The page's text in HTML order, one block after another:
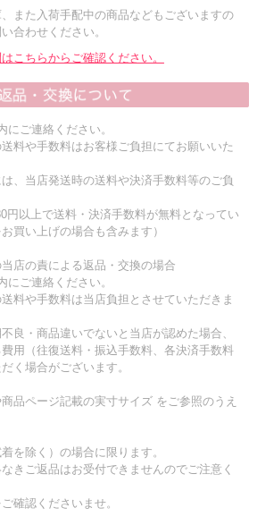
また入荷手配中の商品などもございますの
合わせください。
こちらからご確認ください。
にご連絡ください。
料や手数料はお客様ご負担にてお願いいた
、当店発送時の送料や決済手数料等のご負
円以上で送料・決済手数料が無料となってい
買い上げの場合も含みます）
店の責による返品・交換の場合
にご連絡ください。
料や手数料は当店負担とさせていただきま
良・商品違いでないと当店が認めた場合、
用（往復送料・振込手数料、各決済手数料
く場合がございます。
品ページ記載の実寸サイズ をご参照のうえ
を除く）の場合に限ります。
きご返品はお受付できませんのでご注意く
確認くださいませ。